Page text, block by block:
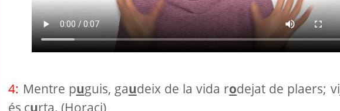
4: Mentre puguis, gaudeix de la vida rodejat de plaers; vi